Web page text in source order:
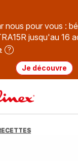
nous pour vous :
jusqu'au 16
Je découvre